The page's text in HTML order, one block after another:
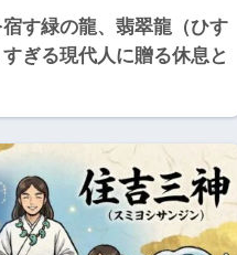
す緑の龍、翡翠龍（ひす
ぎる現代人に贈る休息と